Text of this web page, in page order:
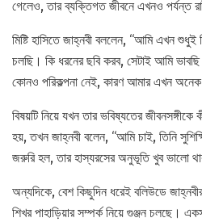
গেলেও, তার ব্যক্তিগত জীবনে এখনও পর্যন্ত
মিষ্টি হাসিতে জাহ্নবী বললেন, ‘‘আমি এখন শুধুই
চলছি। কি ধরনের ছবি করব, সেটাই আমি
কোনও পরিকল্পনা নেই, কারণ আমার এখন অনেক
বিষয়টি নিয়ে যখন তার ভবিষ্যতের
হয়, তখন জাহ্নবী বলেন, ‘‘আমি চাই, তিনি
জরুরি হল, তার হাস্যরসের অনুভূতি খুব ভালো
অন্যদিকে, বেশ কিছুদিন ধরেই বলিউডে
শিখর পাহাড়িয়ার সম্পর্ক নিয়ে গুঞ্জন চলছে।